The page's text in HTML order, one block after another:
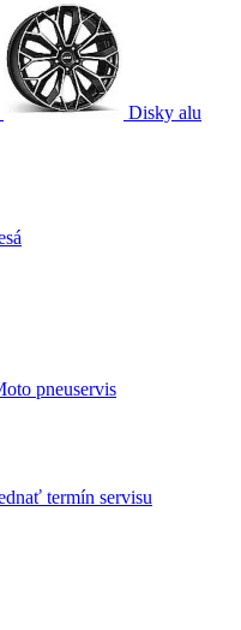
Disky alu
pneuservis
termín servisu